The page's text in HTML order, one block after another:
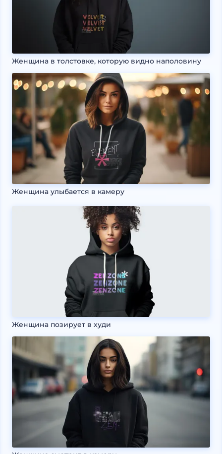
Женщина в толстовке, которую видно наполовину
Женщина улыбается в камеру
Женщина позирует в худи